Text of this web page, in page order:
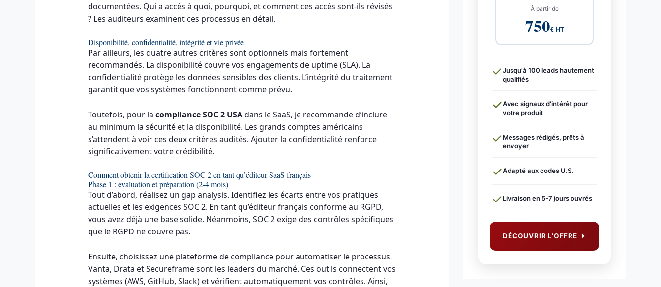
documentées. Qui a accès à quoi, pourquoi, et comment ces accès sont-ils révisés
? Les auditeurs examinent ces processus en détail.
Disponibilité, confidentialité, intégrité et vie privée
Par ailleurs, les quatre autres critères sont optionnels mais fortement
recommandés. La disponibilité couvre vos engagements de uptime (SLA). La
confidentialité protège les données sensibles des clients. L’intégrité du traitement
garantit que vos systèmes fonctionnent comme prévu.
Toutefois, pour la compliance SOC 2 USAdans le SaaS, je recommande d’inclure
au minimum la sécurité et la disponibilité. Les grands comptes américains
s’attendent à voir ces deux critères audités. Ajouter la confidentialité renforce
significativement votre crédibilité.
Comment obtenir la certification SOC 2 en tant qu’éditeur SaaS français
Phase 1 : évaluation et préparation (2-4 mois)
Tout d’abord, réalisez un gap analysis. Identifiez les écarts entre vos pratiques
actuelles et les exigences SOC 2. En tant qu’éditeur français conforme au RGPD,
vous avez déjà une base solide. Néanmoins, SOC 2 exige des contrôles spécifiques
que le RGPD ne couvre pas.
Ensuite, choisissez une plateforme de compliance pour automatiser le processus.
Vanta, Drata et Secureframe sont les leaders du marché. Ces outils connectent vos
systèmes (AWS, GitHub, Slack) et vérifient automatiquement vos contrôles. Ainsi,
À partir de
750€ HT
Jusqu'à 100 leads hautement
qualifiés
Avec signaux d'intérêt pour
votre produit
Messages rédigés, prêts à
envoyer
Adapté aux codes U.S.
Livraison en 5-7 jours ouvrés
DÉCOUVRIR L'OFFRE